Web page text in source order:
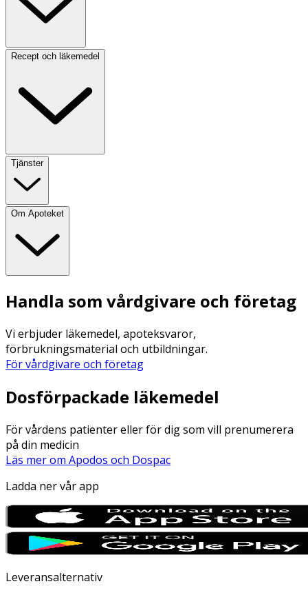
Recept och läkemedel
Tjänster
Om Apoteket
Handla som vårdgivare och företag
Vi erbjuder läkemedel, apoteksvaror,
förbrukningsmaterial och utbildningar.
För vårdgivare och företag
Dosförpackade läkemedel
För vårdens patienter eller för dig som vill prenumerera
på din medicin
Läs mer om Apodos och Dospac
Ladda ner vår app
Leveransalternativ